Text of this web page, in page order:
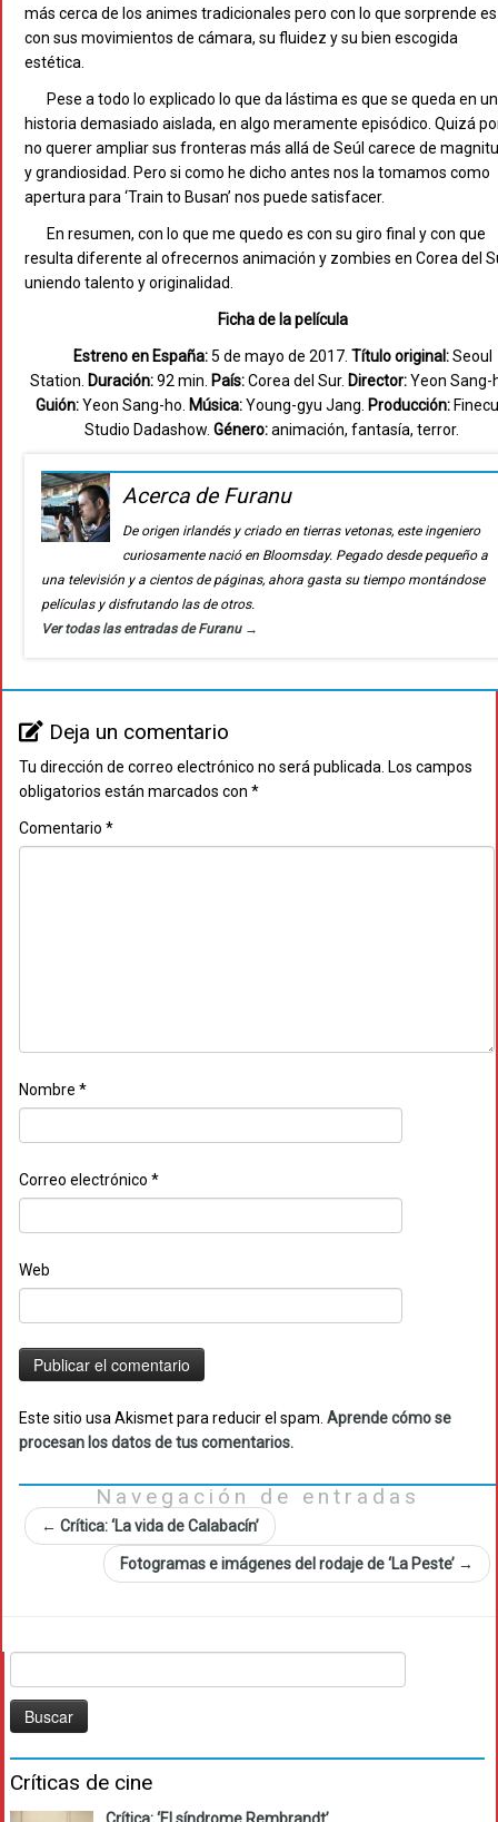
más cerca de los animes tradicionales pero con lo que sorprende es
con sus movimientos de cámara, su fluidez y su bien escogida
estética.
Pese a todo lo explicado lo que da lástima es que se queda en
historia demasiado aislada, en algo meramente episódico. Quizá
no querer ampliar sus fronteras más allá de Seúl carece de
y grandiosidad. Pero si como he dicho antes nos la tomamos como
apertura para ‘Train to Busan’ nos puede satisfacer.
En resumen, con lo que me quedo es con su giro final y con que
resulta diferente al ofrecernos animación y zombies en Corea del
uniendo talento y originalidad.
Ficha de la película
Estreno en España:5 de mayo de 2017. Título original:Seoul
Station. Duración:92 min. País:Corea del Sur. Director:Yeon Sang-
Guión:Yeon Sang-ho. Música:Young-gyu Jang. Producción:
Studio Dadashow. Género:animación, fantasía, terror.
Acerca de Furanu
De origen irlandés y criado en tierras vetonas, este ingeniero
curiosamente nació en Bloomsday. Pegado desde pequeño a
una televisión y a cientos de páginas, ahora gasta su tiempo montándose
películas y disfrutando las de otros.
Ver todas las entradas de Furanu →
Deja un comentario
Tu dirección de correo electrónico no será publicada. Los campos
obligatorios están marcados con *
Comentario *
Nombre *
Correo electrónico *
Web
Este sitio usa Akismet para reducir el spam. Aprende cómo se
procesan los datos de tus comentarios.
Navegación de entradas
← Crítica: ‘La vida de Calabacín’
Fotogramas e imágenes del rodaje de ‘La Peste’ →
Críticas de cine